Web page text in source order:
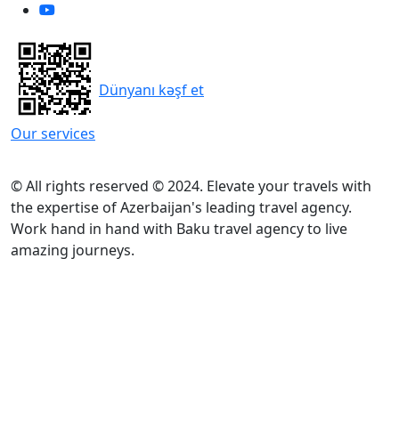
Our services
Dünyanı kəşf et
© All rights reserved © 2024. Elevate your travels with
the expertise of Azerbaijan's leading travel agency.
Work hand in hand with Baku travel agency to live
amazing journeys.